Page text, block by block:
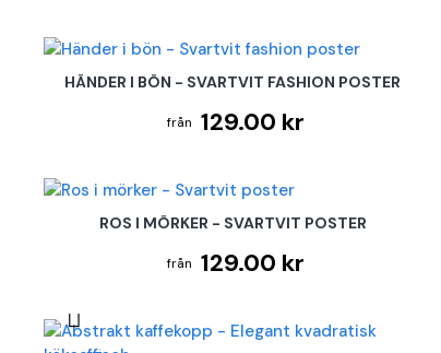
HÄNDER I BÖN - SVARTVIT FASHION POSTER
129.00 kr
ROS I MÖRKER - SVARTVIT POSTER
129.00 kr